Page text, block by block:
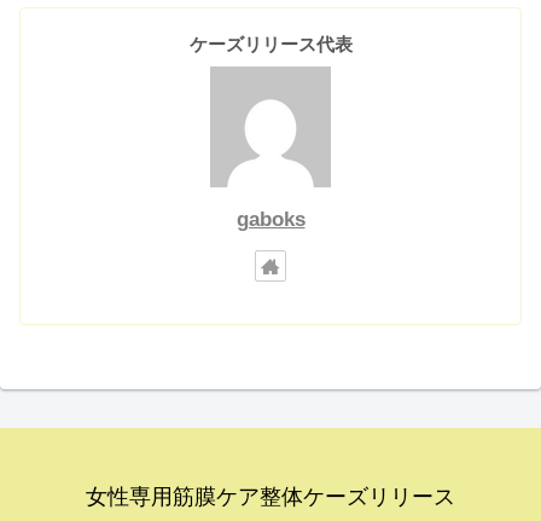
ケーズリリース代表
gaboks
女性専用筋膜ケア整体ケーズリリース